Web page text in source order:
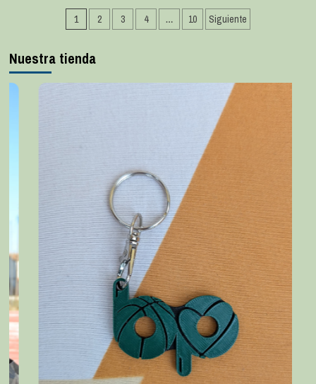
1 2 3 4 … 10 Siguiente
Nuestra tienda